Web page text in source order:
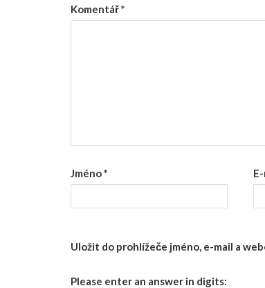
Komentář*
Jméno*
Uložit do prohlížeče jméno, e-mail a
Please enter an answer in digits: